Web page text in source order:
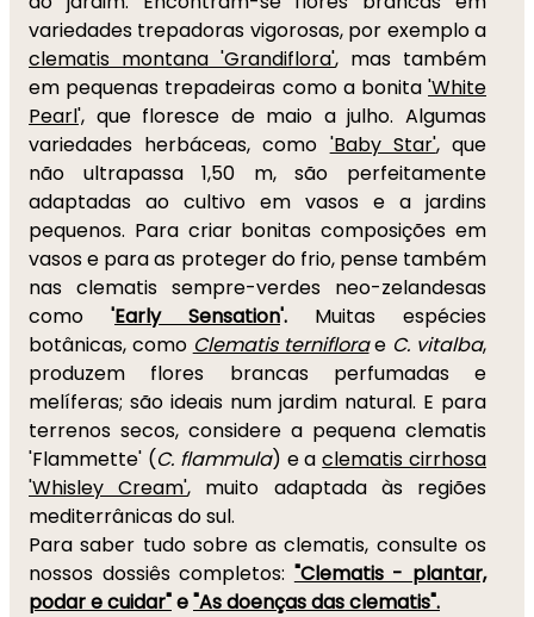
variedades trepadoras vigorosas, por exemplo a
clematis montana 'Grandiflora', mas também
em pequenas trepadeiras como a bonita 'White
Pearl', que floresce de maio a julho. Algumas
variedades herbáceas, como 'Baby Star', que
não ultrapassa 1,50 m, são perfeitamente
adaptadas ao cultivo em vasos e a jardins
pequenos. Para criar bonitas composições em
vasos e para as proteger do frio, pense também
nas clematis sempre-verdes neo-zelandesas
como 'Early Sensation'. Muitas espécies
botânicas, como Clematis terniflorae C. vitalba,
produzem flores brancas perfumadas e
melíferas; são ideais num jardim natural. E para
terrenos secos, considere a pequena clematis
'Flammette' (C. flammula) e aclematis cirrhosa
'Whisley Cream', muito adaptada às regiões
mediterrânicas do sul.
Para saber tudo sobre as clematis, consulte os
nossos dossiês completos: "Clematis - plantar,
podar e cuidar"e"As doenças das clematis".